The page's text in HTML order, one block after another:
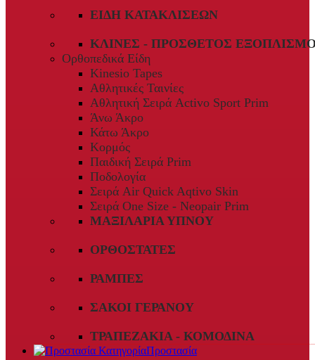
ΕΊΔΗ ΚΑΤΑΚΛΊΣΕΩΝ
ΚΛΊΝΕΣ - ΠΡΌΣΘΕΤΟΣ
Ορθοπεδικά Είδη
Kinesio Tapes
Αθλητικές Ταινίες
Αθλητική Σειρά Activo Sport Prim
Άνω Άκρο
Κάτω Άκρο
Κορμός
Παιδική Σειρά Prim
Ποδολογία
Σειρά Air Quick Aqtivo Skin
Σειρά One Size - Neopair Prim
ΜΑΞΙΛΆΡΙΑ ΎΠΝΟΥ
ΟΡΘΟΣΤΆΤΕΣ
ΡΆΜΠΕΣ
ΣΆΚΟΙ ΓΕΡΑΝΟΎ
ΤΡΑΠΕΖΆΚΙΑ - ΚΟΜΟΔΊΝΑ
Προστασία